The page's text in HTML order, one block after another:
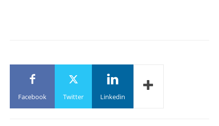
Facebook Twitter Linkedin